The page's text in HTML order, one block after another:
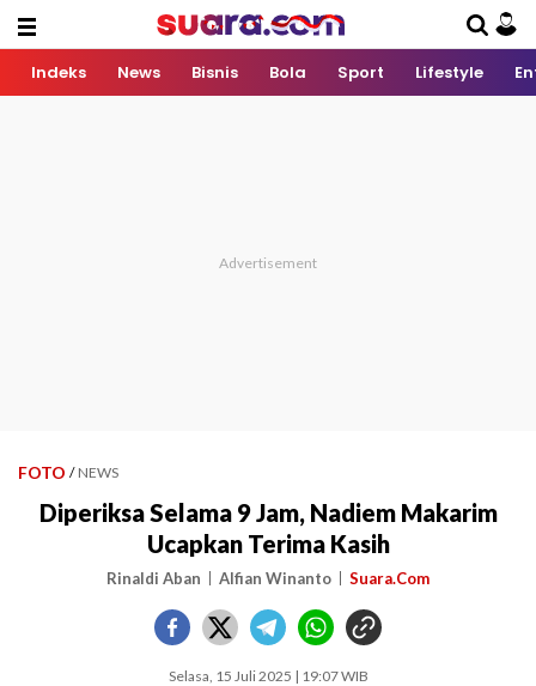
Indeks News Bisnis Bola Sport Lifestyle
FOTO / NEWS
Diperiksa Selama 9 Jam, Nadiem Makarim
Ucapkan Terima Kasih
Rinaldi Aban Alfian Winanto Suara.Com
Selasa, 15 Juli 2025 | 19:07 WIB